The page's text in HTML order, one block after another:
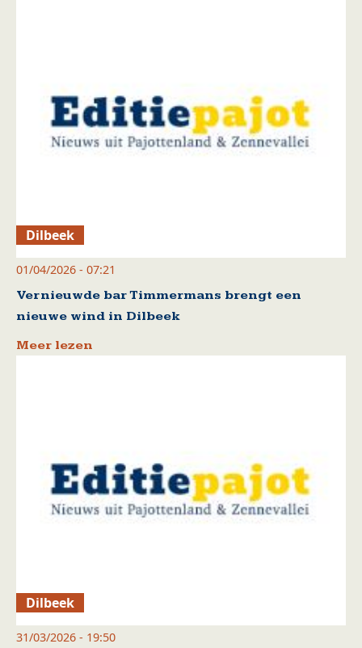
Dilbeek
01/04/2026 - 07:21
Vernieuwde bar Timmermans brengt een
nieuwe wind in Dilbeek
Meer lezen
Dilbeek
31/03/2026 - 19:50